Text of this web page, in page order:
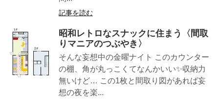
記事を読む
昭和レトロなスナックに住まう〈間取
りマニアのつぶやき〉
そんな妄想中の金曜ナイト このカウンター
の棚、角が丸っこくてなんかいい✨収納力
無いけど… この1枚と間取り図があれば妄
想の夜を楽...